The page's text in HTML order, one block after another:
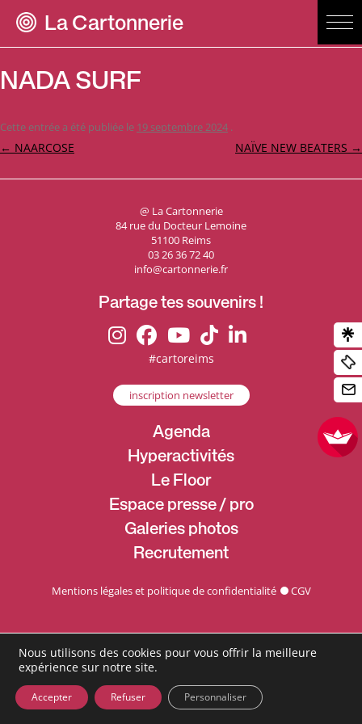
La Cartonnerie
NADA SURF
Cette entrée a été publiée le 19 septembre 2024 .
Navigation
← NAARCOSE NAÏVE NEW BEATERS →
@ La Cartonnerie
84 rue du Docteur Lemoine
51100 Reims
03 26 36 72 40
info@cartonnerie.fr
Partage tes souvenirs !
#cartoreims
inscription newsletter
Agenda
Hyperactivités
Le Floor
Espace presse / pro
Galeries photos
Recrutement
Mentions légales et politique de confidentialité CGV
Nous utilisons des cookies pour vous offrir la meilleure
expérience sur notre site.
Accepter Refuser Personnaliser